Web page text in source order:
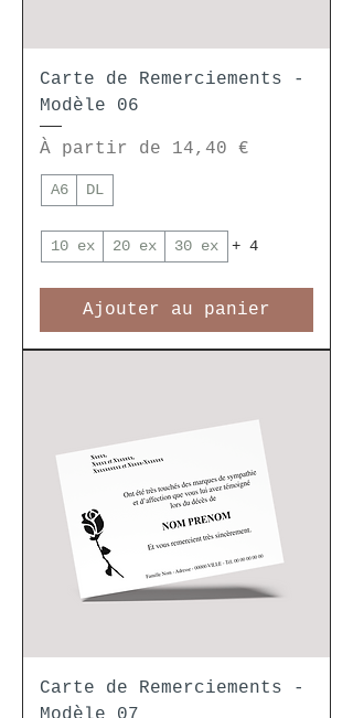
Carte de Remerciements -
Modèle 06
À partir de 14,40 €
Prix promotionnel
A6 DL
10 ex 20 ex 30 ex + 4
Ajouter au panier
Carte de Remerciements -